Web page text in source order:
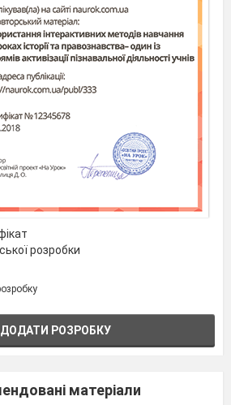
розробки
РОЗРОБКУ
матеріали